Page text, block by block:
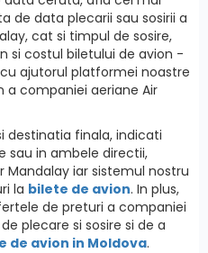
de data plecarii sau sosirii a
cat si timpul de sosire,
si costul biletului de avion -
ajutorul platformei noastre
a companiei aeriane Air
destinatia finala, indicati
sau in ambele directii,
iar sistemul nostru
la bilete de avion. In plus,
de preturi a companiei
plecare si sosire si de a
de avion in Moldova.